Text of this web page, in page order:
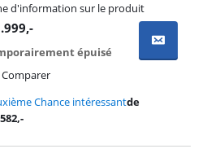
d'information sur le produit
,-
épuisé
Comparer
Chance intéressantde
,-